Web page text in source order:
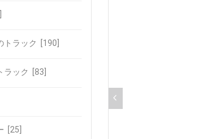
トラック [190]
ラック [83]
[25]